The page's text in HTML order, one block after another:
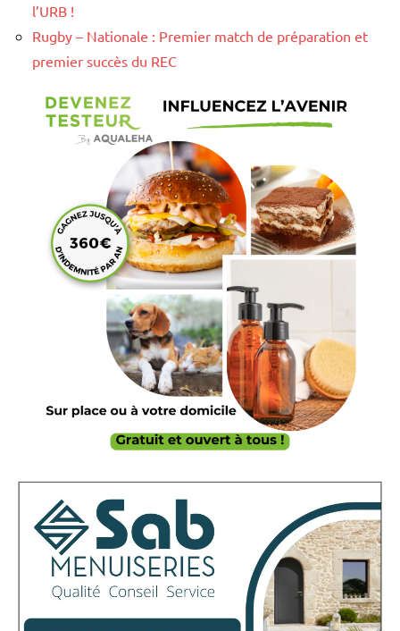
l’URB !
Rugby – Nationale : Premier match de préparation et
premier succès du REC